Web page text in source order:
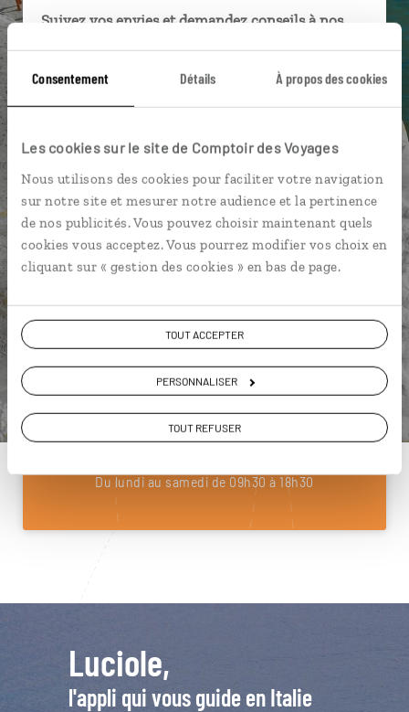
Consentement Détails À propos des cookies
Les cookies sur le site de Comptoir des Voyages
Nous utilisons des cookies pour faciliter votre navigation
sur notre site et mesurer notre audience et la pertinence
de nos publicités. Vous pouvez choisir maintenant quels
cookies vous acceptez. Vous pourrez modifier vos choix en
cliquant sur « gestion des cookies » en bas de page.
TOUT ACCEPTER
PERSONNALISER
TOUT REFUSER
Suivez vos envies et demandez conseils à nos
Ils sauront organiser votre itinéraire au plus
près de vos envies et de la réalité du pays.
connectés en agence, mais aussi par email ou
téléphone.
Vous gardez le même interlocuteur avant,
pendant et après votre voyage.
DEMANDER UN DEVIS
ou
Construisez votre voyage avec un spécialiste Italie
01 85 08 22 97
Du lundi au samedi de 09h30 à 18h30
Luciole,
l'appli qui vous guide en Italie